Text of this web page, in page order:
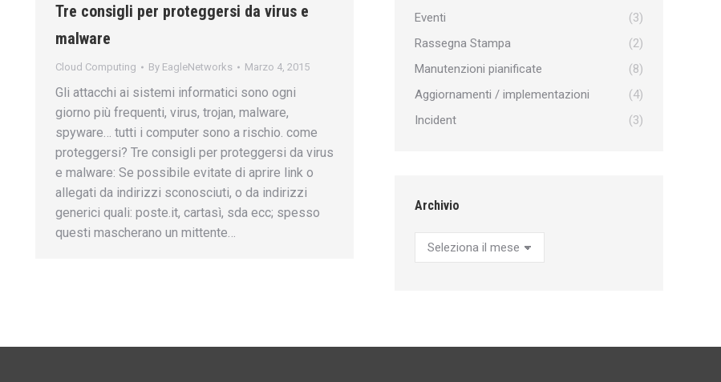
Tre consigli per proteggersi da virus e
malware
Cloud Computing By EagleNetworks Marzo 4, 2015
Gli attacchi ai sistemi informatici sono ogni
giorno più frequenti, virus, trojan, malware,
spyware… tutti i computer sono a rischio. come
proteggersi? Tre consigli per proteggersi da virus
e malware: Se possibile evitate di aprire link o
allegati da indirizzi sconosciuti, o da indirizzi
generici quali: poste.it, cartasì, sda ecc; spesso
questi mascherano un mittente…
Eventi
(3)
Rassegna Stampa
(2)
Manutenzioni pianificate
(8)
Aggiornamenti / implementazioni
(4)
Incident
(3)
Archivio
Archivio